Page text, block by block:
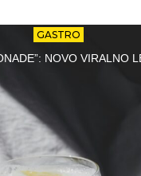
GASTRO
NOVO VIRALNO